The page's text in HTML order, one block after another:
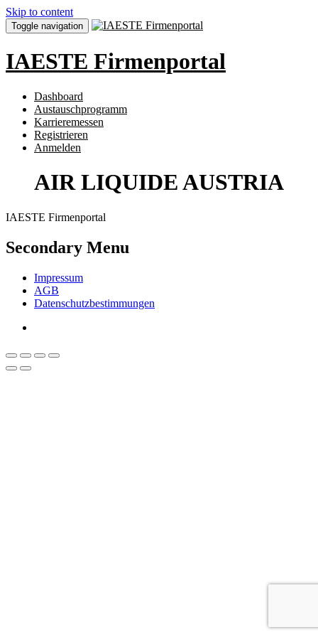
Skip to content
Toggle navigation
IAESTE Firmenportal
Dashboard
Austauschprogramm
Karrieremessen
Registrieren
Anmelden
AIR LIQUIDE AUSTRIA
IAESTE Firmenportal
Secondary Menu
Impressum
AGB
Datenschutzbestimmungen